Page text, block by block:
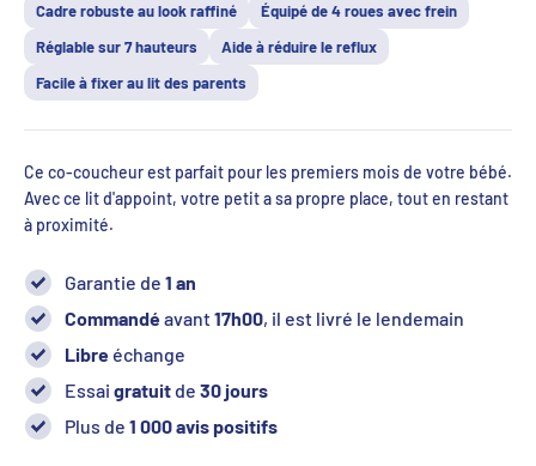
Cadre robuste au look raffiné
Équipé de 4 roues avec frein
Réglable sur 7 hauteurs
Aide à réduire le reflux
Facile à fixer au lit des parents
Ce co-coucheur est parfait pour les premiers mois de votre bébé.
Avec ce lit d'appoint, votre petit a sa propre place, tout en restant
à proximité.
Garantie de 1 an
Commandéavant17h00, il est livré le lendemain
Libre échange
Essai gratuit de 30 jours
Plus de 1 000 avis positifs